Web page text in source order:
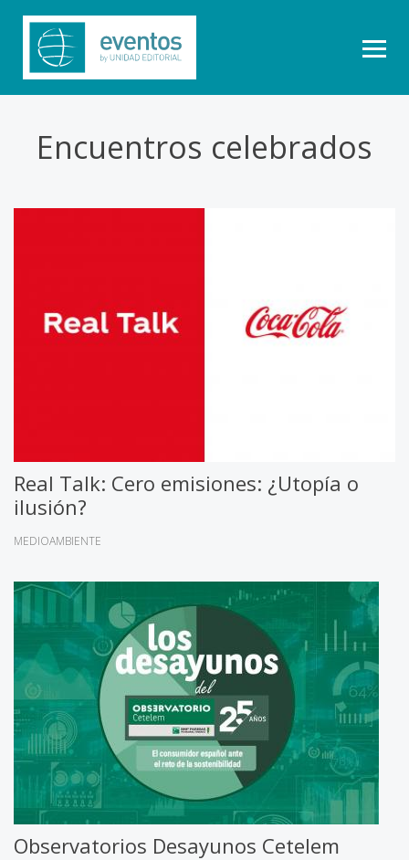
Encuentros celebrados
Real Talk: Cero emisiones: ¿Utopía o
ilusión?
MEDIOAMBIENTE
Observatorios Desayunos Cetelem